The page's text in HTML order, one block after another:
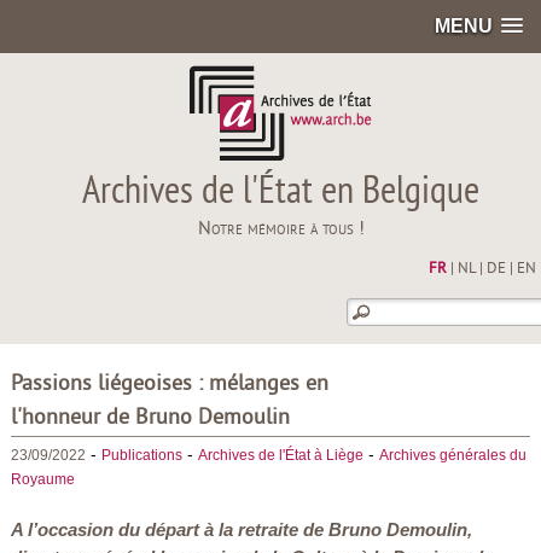
MENU
Archives de l'État en Belgique
Notre mémoire à tous !
FR| NL| DE EN
Passions liégeoises : mélanges en
l'honneur de Bruno Demoulin
23/09/2022 - Publications- Archives de l'État à Liège - Archives générales du
Royaume
A l’occasion du départ à la retraite de Bruno Demoulin,